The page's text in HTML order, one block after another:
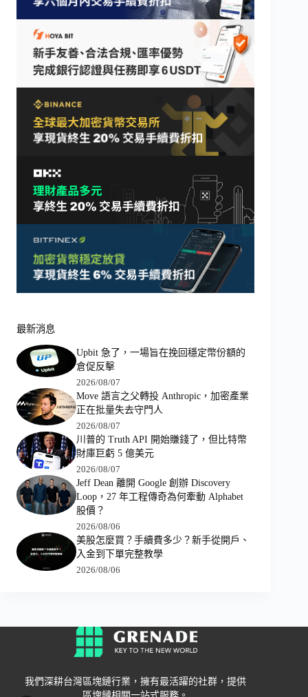
最新消息
Upbit 急了，一場旨在挽回穩定幣份額的
倉促反擊
2026/08/07
Move 語言之父轉投 Anthropic，加密產業
正在批量失去守門人
2026/08/07
川普的 Truth API 開始賺錢了，但比特幣
財庫巨虧 5 億美元
2026/08/07
Jeff Dean 離開 Google 創辦 Discovery
Loop，27 年工程傳奇為何牽動 Alphabet
股價？
2026/08/06
美股怎麼買？手續費多少？新手從開戶、
入金到下單完整教學
2026/08/06
我們深耕台灣區塊鏈行業，擁有最活躍的社群，提供